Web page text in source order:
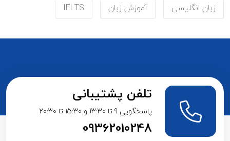
زبان انگلیسی آموزش زبان IELTS
تلفن پشتیبانی
پاسخگویی 9 تا 13:30 و 15:30 تا 20:30
09362010248